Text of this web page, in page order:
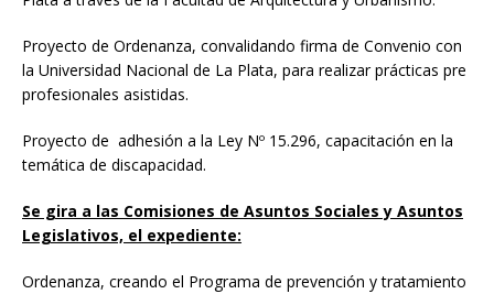
Proyecto de Ordenanza, convalidando firma de Convenio con
la Universidad Nacional de La Plata, para realizar prácticas pre
profesionales asistidas.
Proyecto de adhesión a la Ley Nº 15.296, capacitación en la
temática de discapacidad.
Se gira a las Comisiones de Asuntos Sociales y Asuntos
Legislativos, el expediente:
Ordenanza, creando el Programa de prevención y tratamiento